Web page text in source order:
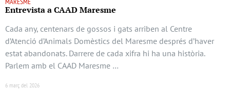
Entrevista a CAAD Maresme
Cada any, centenars de gossos i gats arriben al Centre
d’Atenció d’Animals Domèstics del Maresme després d’haver
estat abandonats. Darrere de cada xifra hi ha una història.
Parlem amb el CAAD Maresme …
6 març del 2026